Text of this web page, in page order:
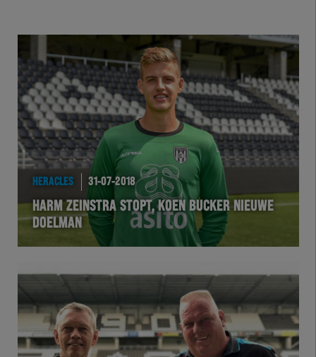
TELHER
HERVOL
HEREXC
EXCHER
HERTEL
Natuurgras
Wedstrijd
HERACLES 31-07-2018
HARM ZEINSTRA STOPT, KOEN BUCKER NIEUWE
DOELMAN